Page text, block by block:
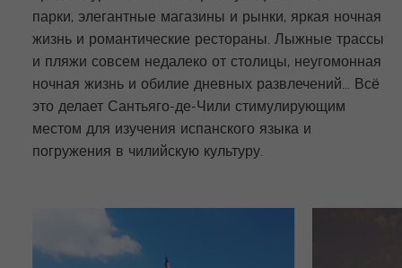
парки, элегантные магазины и рынки, яркая ночная
жизнь и романтические рестораны. Лыжные трассы
и пляжи совсем недалеко от столицы, неугомонная
ночная жизнь и обилие дневных развлечений… Всё
это делает Сантьяго-де-Чили стимулирующим
местом для изучения испанского языка и
погружения в чилийскую культуру.